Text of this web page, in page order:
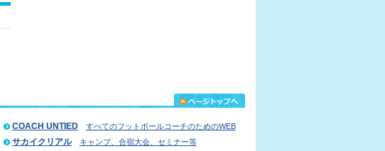
COACH UNTIED すべてのフットボールコーチのためのWEB
サカイクリアル キャンプ、合宿大会、セミナー等